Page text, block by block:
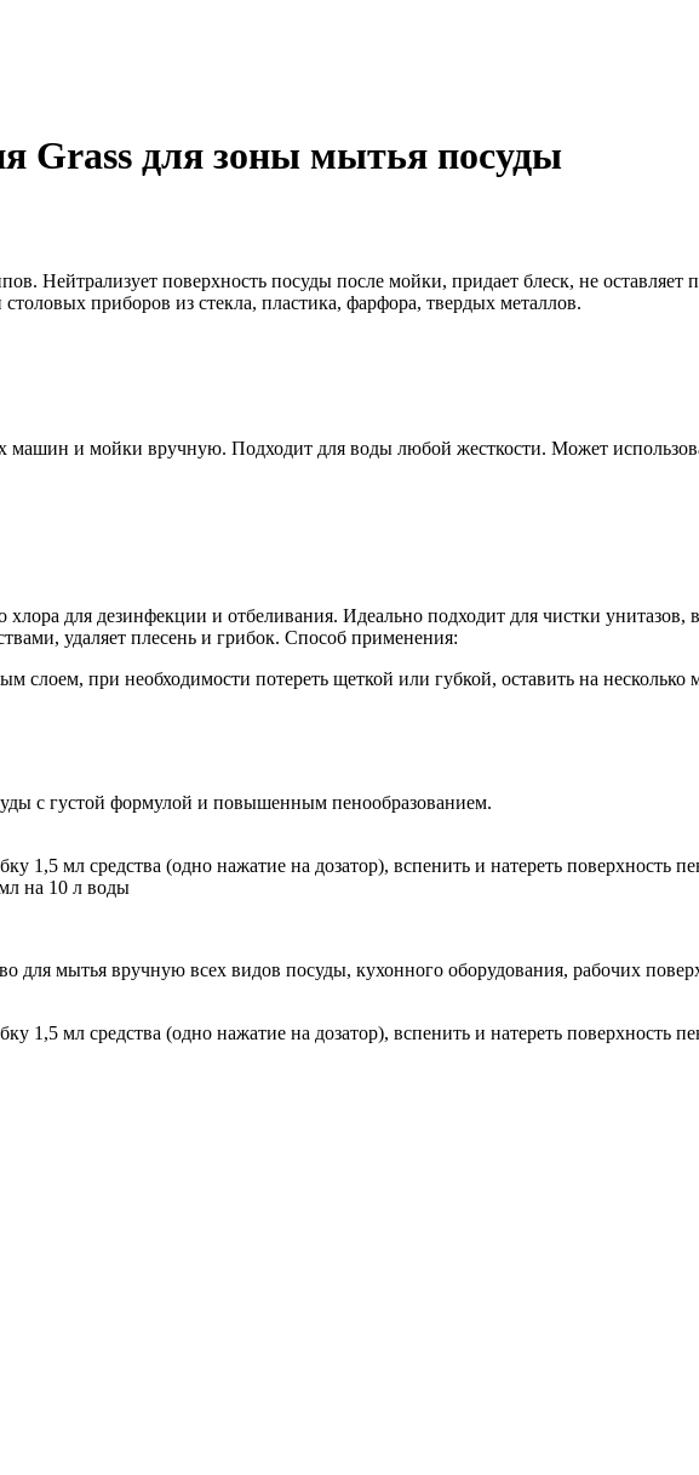
Grass для зоны мытья посуды
Нейтрализует поверхность посуды после мойки, придает блеск, не
приборов из стекла, пластика, фарфора, твердых металлов.
и мойки вручную. Подходит для воды любой жесткости. Может
для дезинфекции и отбелива­ния. Идеально подходит для чистки унитазов,
удаляет плесень и грибок. Способ применения:
слоем, при необходимости потереть щеткой или губкой, оставить на несколько
с густой формулой и повышенным пенообразованием.
1,5 мл средства (одно нажатие на дозатор), вспенить и натереть поверхность
на 10 л воды
для мытья вручную всех видов посуды, кухонного оборудования, рабочих
1,5 мл средства (одно нажатие на дозатор), вспенить и натереть поверхность